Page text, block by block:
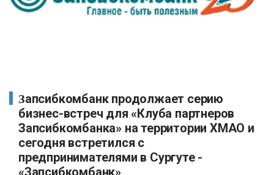
Запсибкомбанк продолжает серию
бизнес-встреч для «Клуба партнеров
Запсибкомбанка» на территории ХМАО и
сегодня встретился с
предпринимателями в Сургуте -
«Запсибкомбанк»